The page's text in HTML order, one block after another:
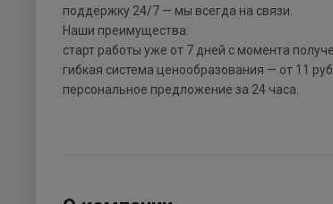
поддержку 24/7 — мы всегда на связи.
Наши преимущества:
старт работы уже от 7 дней с момента
гибкая система ценообразования — от 11
персональное предложение за 24 часа.